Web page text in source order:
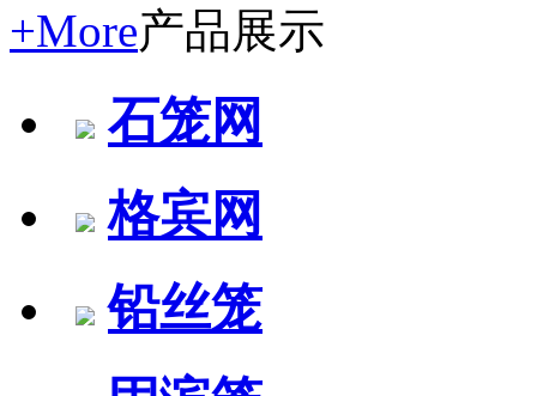
+More产品展示
石笼网
格宾网
铅丝笼